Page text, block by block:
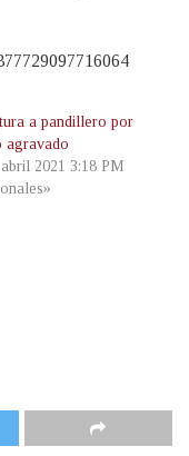
a pandillero por
agravado
2021 3:18 PM